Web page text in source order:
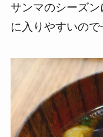
サンマのシーズ
に入りやすいので